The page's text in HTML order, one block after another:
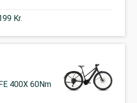
Kr.
400X 60Nm